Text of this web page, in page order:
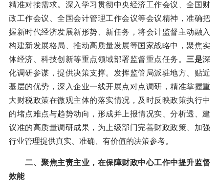
精准对接需求。深入学习贯彻中央经济工作会议、全国财
政工作会议、全国会计管理工作会议等会议精神，准确把
握新时代经济发展新形势、新任务，将会计监督主动融入
构建新发展格局、推动高质量发展等国家战略中，聚焦实
体经济、科技创新等重点领域部署监督重点任务。 三是深
化调研参谋，提供决策支撑。发挥监管局派驻地方、贴近
基层的优势，深入企业一线开展点对点调研，精准掌握重
大财税政策在微观主体的落实情况，及时反映政策执行中
的堵点难点与趋势动向，形成并上报情况实、分析透、建
议准的高质量调研成果，为上级部门完善财政政策、加强
行业管理提供真实、准确、有价值的决策参考。
二、聚焦主责主业，在保障财政中心工作中提升监督
效能